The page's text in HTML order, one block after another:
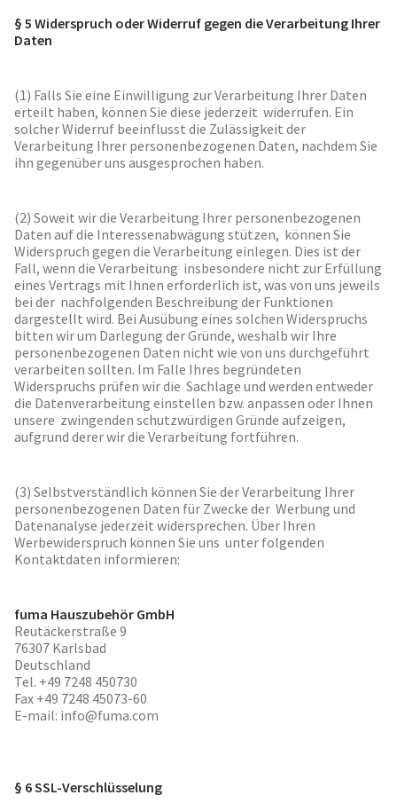
§ 5 Widerspruch oder Widerruf gegen die Verarbeitung Ihrer
Daten
(1) Falls Sie eine Einwilligung zur Verarbeitung Ihrer Daten
erteilt haben, können Sie diese jederzeit widerrufen. Ein
solcher Widerruf beeinflusst die Zulässigkeit der
Verarbeitung Ihrer personenbezogenen Daten, nachdem Sie
ihn gegenüber uns ausgesprochen haben.
(2) Soweit wir die Verarbeitung Ihrer personenbezogenen
Daten auf die Interessenabwägung stützen, können Sie
Widerspruch gegen die Verarbeitung einlegen. Dies ist der
Fall, wenn die Verarbeitung insbesondere nicht zur Erfüllung
eines Vertrags mit Ihnen erforderlich ist, was von uns jeweils
bei der nachfolgenden Beschreibung der Funktionen
dargestellt wird. Bei Ausübung eines solchen Widerspruchs
bitten wir um Darlegung der Gründe, weshalb wir Ihre
personenbezogenen Daten nicht wie von uns durchgeführt
verarbeiten sollten. Im Falle Ihres begründeten
Widerspruchs prüfen wir die Sachlage und werden entweder
die Datenverarbeitung einstellen bzw. anpassen oder Ihnen
unsere zwingenden schutzwürdigen Gründe aufzeigen,
aufgrund derer wir die Verarbeitung fortführen.
(3) Selbstverständlich können Sie der Verarbeitung Ihrer
personenbezogenen Daten für Zwecke der Werbung und
Datenanalyse jederzeit widersprechen. Über Ihren
Werbewiderspruch können Sie uns unter folgenden
Kontaktdaten informieren:
fuma Hauszubehör GmbH
Reutäckerstraße 9
76307 Karlsbad
Deutschland
Tel. +49 7248 450730
Fax +49 7248 45073-60
E-mail: info@fuma.com
§ 6 SSL-Verschlüsselung